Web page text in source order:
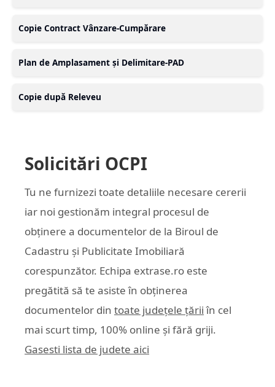
Copie Contract Vânzare-Cumpărare
Plan de Amplasament și Delimitare-PAD
Copie după Releveu
Solicitări OCPI
Tu ne furnizezi toate detaliile necesare cererii
iar noi gestionăm integral procesul de
obținere a documentelor de la Biroul de
Cadastru și Publicitate Imobiliară
corespunzător. Echipa extrase.ro este
pregătită să te asiste în obținerea
documentelor din toate județele țării în cel
mai scurt timp, 100% online și fără griji.
Gasesti lista de judete aici